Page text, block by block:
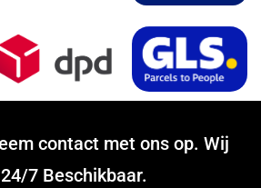
contact met ons op. Wij
7 Beschikbaar.